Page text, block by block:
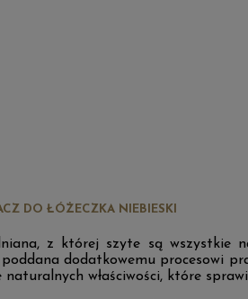
DO ŁÓŻECZKA NIEBIESKI
z której szyte są wszystkie
dodatkowemu procesowi
naturalnych właściwości, które